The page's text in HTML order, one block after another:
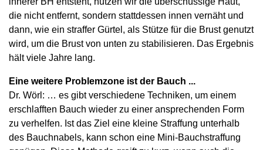
die nicht entfernt, sondern stattdessen innen vernäht und
dann, wie ein straffer Gürtel, als Stütze für die Brust genutzt
wird, um die Brust von unten zu stabilisieren. Das Ergebnis
hält viele Jahre lang.
Eine weitere Problemzone ist der Bauch ...
Dr. Wörl: … es gibt verschiedene Techniken, um einem
erschlafften Bauch wieder zu einer ansprechenden Form
zu verhelfen. Ist das Ziel eine kleine Straffung unterhalb
des Bauchnabels, kann schon eine Mini-Bauchstraffung